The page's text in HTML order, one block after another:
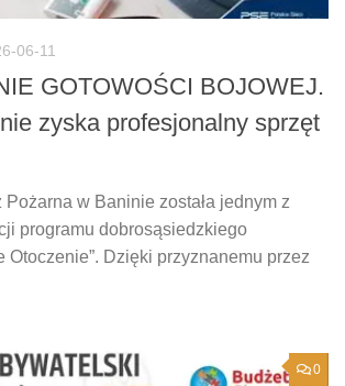
06-11
GOTOWOŚCI BOJOWEJ.
zyska profesjonalny sprzęt
w Baninie została jednym z
programu dobrosąsiedzkiego
Otoczenie”. Dzięki przyznanemu przez
0